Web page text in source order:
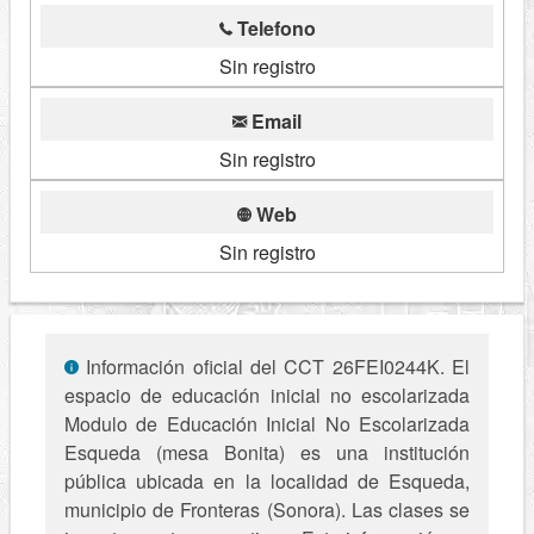
Telefono
Sin registro
Email
Sin registro
Web
Sin registro
Información oficial del CCT 26FEI0244K. El
espacio de educación inicial no escolarizada
Modulo de Educación Inicial No Escolarizada
Esqueda (mesa Bonita) es una institución
pública ubicada en la localidad de Esqueda,
municipio de Fronteras (Sonora). Las clases se